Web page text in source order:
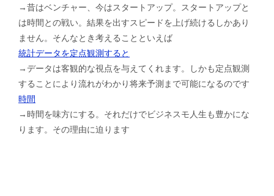
→昔はベンチャー、今はスタートアップ。スタートアップと
は時間との戦い。結果を出すスピードを上げ続けるしかあり
ません。そんなとき考えることといえば
統計データを定点観測すると
→データは客観的な視点を与えてくれます。しかも定点観測
することにより流れがわかり将来予測まで可能になるのです
時間
→時間を味方にする。それだけでビジネスモ人生も豊かにな
ります。その理由に迫ります